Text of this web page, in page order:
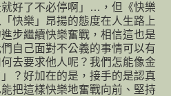
好了不必停啊」…，但《快樂
快樂」昂揚的態度在人生路上
步繼續快樂奮戰，相信這也是
自己面對不公義的事情可以有
去要求他人呢？我們怎能像金
？好加在的是，接手的是認真
把這樣快樂地奮戰向前、堅持